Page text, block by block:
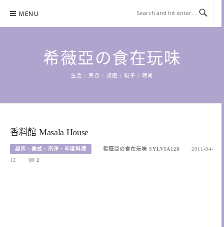
content
MENU
希薇亞の食在玩味
生活 | 美食 | 旅遊 | 親子 | 時尚
香料館 Masala House
越南、泰式、南洋、印度料理 希薇亞の食在玩味 SYLVIA128
2011-04-
12
2